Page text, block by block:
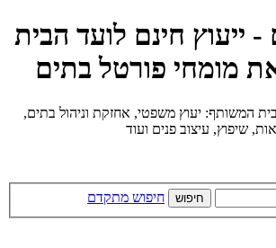
- ייעוץ חינם לועד הבית
מומחי פורטל בתים
המשותף: יעוץ משפטי, אחזקת וניהול בתים,
שיפוץ, עיצוב פנים ועוד
חיפוש חיפוש מתקדם